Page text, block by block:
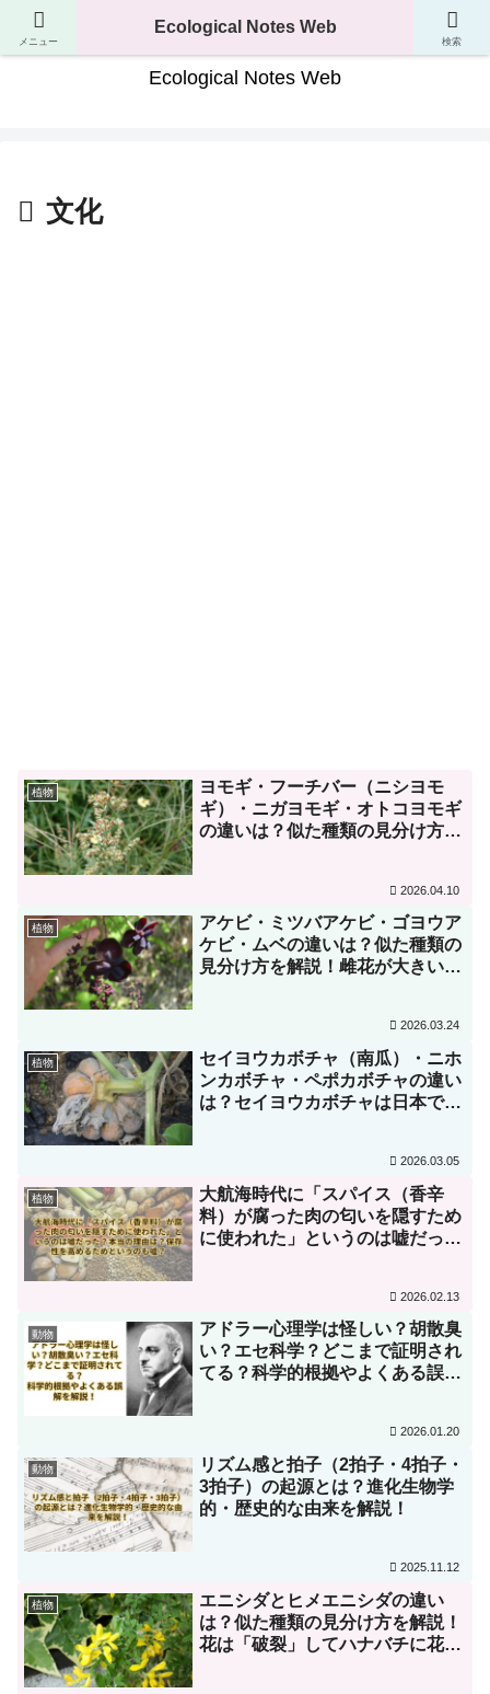
生き物の分類・生態・進化が分かるサイト
Ecological Notes Web
文化
植物
ヨモギ・フーチバー（ニシヨモ
ギ）・ニガヨモギ・オトコヨモギ
の違いは？似た種類の見分け方を
2026.04.10
植物
アケビ・ミツバアケビ・ゴヨウア
ケビ・ムベの違いは？似た種類の
見分け方を解説！雌花が大きいの
2026.03.24
植物
セイヨウカボチャ（南瓜）・ニホ
ンカボチャ・ペポカボチャの違い
は？セイヨウカボチャは日本でニ
2026.03.05
植物
大航海時代に「スパイス（香辛
料）が腐った肉の匂いを隠すため
に使われた」というのは嘘だっ
2026.02.13
動物
アドラー心理学は怪しい？胡散臭
い？エセ科学？どこまで証明され
てる？科学的根拠やよくある誤解
2026.01.20
動物
リズム感と拍子（2拍子・4拍子・
3拍子）の起源とは？進化生物学
的・歴史的な由来を解説！
2025.11.12
植物
エニシダとヒメエニシダの違い
は？似た種類の見分け方を解説！
花は「破裂」してハナバチに花粉
メニュー
Ecological Notes Web
検索